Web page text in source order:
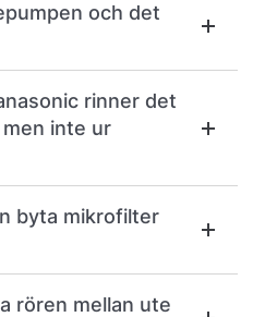
och det
rinner det
inte ur
byta mikrofilter
rören mellan ute